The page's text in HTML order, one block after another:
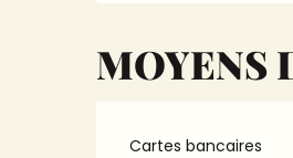
MOYENS
Cartes bancaires